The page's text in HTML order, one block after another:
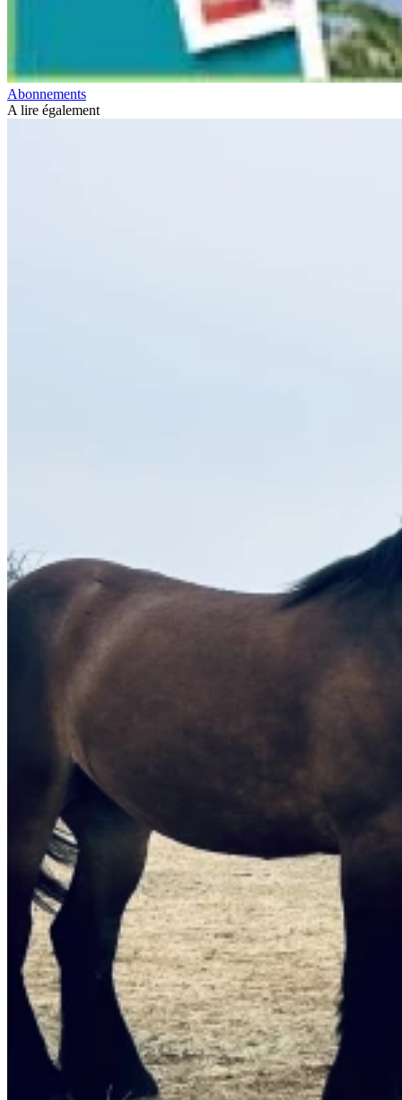
Abonnements
A lire également